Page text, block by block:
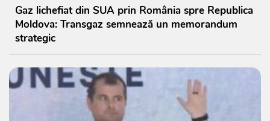
Gaz lichefiat din SUA prin România spre Republica
Moldova: Transgaz semnează un memorandum
strategic